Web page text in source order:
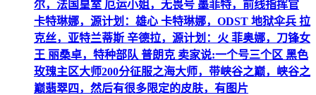
尔，法国皇室 厄运小姐，无畏号 墨菲特，前线指挥官
卡特琳娜，源计划：雄心 卡特琳娜，ODST 地狱伞兵 拉
克丝，亚特兰蒂斯 辛德拉，源计划：火 菲奥娜，刀锋女
王 丽桑卓，特种部队 普朗克 卖家说:一个号三个区 黑色
玫瑰主区大师200分征服之海大师，带峡谷之巅，峡谷之
巅翡翠四，然后有很多限定的皮肤，有图片